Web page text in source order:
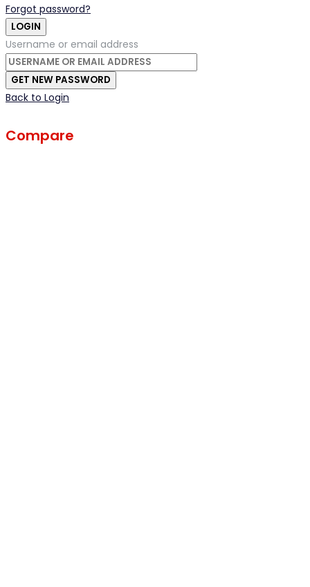
Forgot password?
LOGIN
Username or email address
GET NEW PASSWORD
Back to Login
Compare